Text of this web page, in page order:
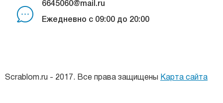
6645060@mail.ru
Ежедневно с 09:00 до 20:00
Scrablom.ru - 2017. Все права защищены Карта сайта